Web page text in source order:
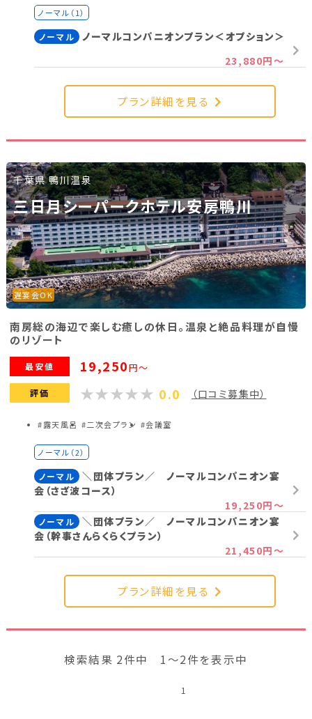
三重県(9)
新潟県(13) 山梨県(19)
長野県(14)
石川県(7)
福井県(3)
滋賀県(2) 大阪府(2) 兵庫県(2)
四国
香川県(1) 愛媛県(1)
九州・沖縄
福岡県(2) 熊本県(2)
ノーマル（1）
ノーマル
ノーマルコンパニオンプラン＜オプション＞
23,880円～
プラン詳細を見る
千葉県 鴨川温泉
三日月シーパークホテル安房鴨川
遅宴会OK
南房総の海辺で楽しむ癒しの休日。温泉と絶品料理が自慢
のリゾート
最安値 19,250円～
評価 0.0 （口コミ募集中）
#露天風呂 #二次会プラン #会議室
ノーマル（2）
ノーマル
＼団体プラン／ ノーマルコンパニオン宴
会（さざ波コース）
19,250円～
ノーマル
＼団体プラン／ ノーマルコンパニオン宴
会（幹事さんらくらくプラン）
21,450円～
プラン詳細を見る
検索結果 2件中 1～2件を表示中
1